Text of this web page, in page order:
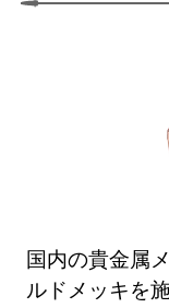
国内の貴金属
ルドメッキを